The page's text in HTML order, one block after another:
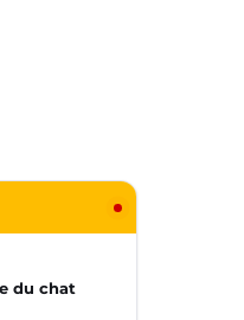
du chat